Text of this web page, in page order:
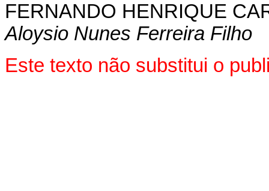
FERNANDO HENRIQUE
Aloysio Nunes Ferreira Filho
Este texto não substitui o